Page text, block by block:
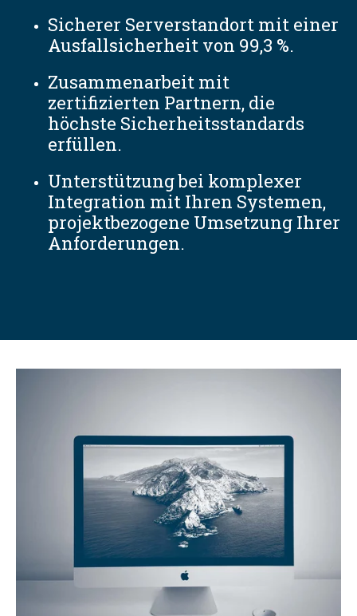
Sicherer Serverstandort mit einer
Ausfallsicherheit von 99,3 %.
Zusammenarbeit mit
zertifizierten Partnern, die
höchste Sicherheitsstandards
erfüllen.
Unterstützung bei komplexer
Integration mit Ihren Systemen,
projektbezogene Umsetzung Ihrer
Anforderungen.